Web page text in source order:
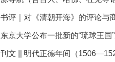
书评｜对《清朝开海》的评论与
东京大学公布一批新的“琉球王国
刊文 || 明代正德年间（